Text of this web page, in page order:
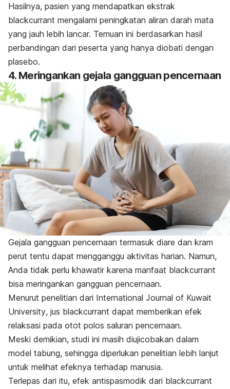
Hasilnya, pasien yang mendapatkan ekstrak
blackcurrant mengalami peningkatan aliran darah mata
yang jauh lebih lancar. Temuan ini berdasarkan hasil
perbandingan dari peserta yang hanya diobati dengan
plasebo.
4. Meringankan gejala gangguan pencernaan
Gejala gangguan pencernaan termasuk diare dan kram
perut tentu dapat mengganggu aktivitas harian. Namun,
Anda tidak perlu khawatir karena manfaat blackcurrant
bisa meringankan gangguan pencernaan.
Menurut penelitian dari International Journal of Kuwait
University, jus blackcurrant dapat memberikan efek
relaksasi pada otot polos saluran pencernaan.
Meski demikian, studi ini masih diujicobakan dalam
model tabung, sehingga diperlukan penelitian lebih lanjut
untuk melihat efeknya terhadap manusia.
Terlepas dari itu, efek antispasmodik dari blackcurrant